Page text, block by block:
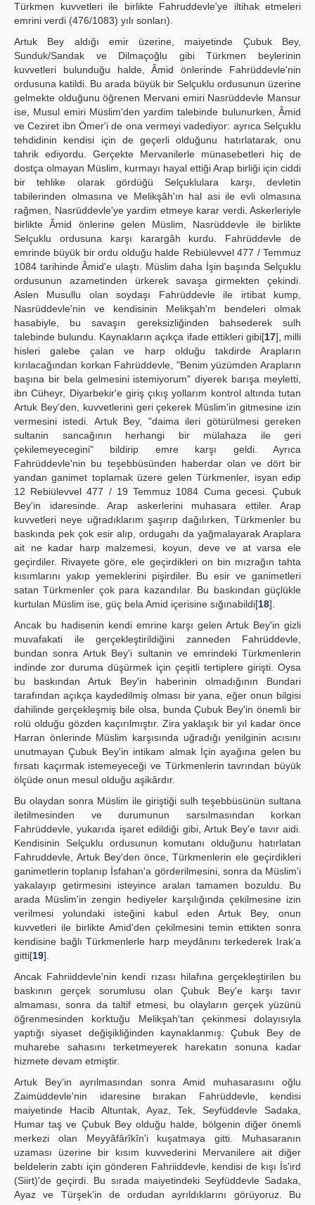
Türkmen kuvvetleri ile birlikte Fahruddevle'ye iltihak etmeleri
emrini verdi (476/1083) yılı sonları).
Artuk Bey aldığı emir üzerine, maiyetinde Çubuk Bey,
Sunduk/Sandak ve Dilmaçoğlu gibi Türkmen beylerinin
kuvvetleri bulunduğu halde, Âmid önlerinde Fahrüddevle'nin
ordusuna katildi. Bu arada büyük bir Selçuklu ordusunun üzerine
gelmekte olduğunu öğrenen Mervani emiri Nasrüddevle Mansur
ise, Musul emiri Müslim'den yardim talebinde bulunurken, Âmid
ve Ceziret ibn Ömer'i de ona vermeyi vadediyor: ayrıca Selçuklu
tehdidinin kendisi için de geçerli olduğunu hatırlatarak, onu
tahrik ediyordu. Gerçekte Mervanilerle münasebetleri hiç de
dostça olmayan Müslim, kurmayı hayal ettiği Arap birliği için ciddi
bir tehlike olarak gördüğü Selçuklulara karşı, devletin
tabilerinden olmasına ve Melikşâh'ın hal asi ile evli olmasına
rağmen, Nasrüddevle'ye yardim etmeye karar verdi. Askerleriyle
birlikte Âmid önlerine gelen Müslim, Nasrüddevle ile birlikte
Selçuklu ordusuna karşı karargâh kurdu. Fahrüddevle de
emrinde büyük bir ordu olduğu halde Rebiülevvel 477 / Temmuz
1084 tarihinde Âmid'e ulaştı. Müslim daha İşin başında Selçuklu
ordusunun azametinden ürkerek savaşa girmekten çekindi.
Aslen Musullu olan soydaşı Fahrüddevle ile irtibat kump,
Nasrüddevle'nin ve kendisinin Melikşah'm bendeleri olmak
hasabiyle, bu savaşın gereksizliğinden bahsederek sulh
talebinde bulundu. Kaynakların açıkça ifade ettikleri gibi[17], milli
hisleri galebe çalan ve harp olduğu takdirde Arapların
kırılacağından korkan Fahrüddevle, "Benim yüzümden Arapların
başına bir bela gelmesini istemiyorum" diyerek barışa meyletti,
ibn Cüheyr, Diyarbekir'e giriş çıkış yollarım kontrol altında tutan
Artuk Bey'den, kuvvetlerini geri çekerek Müslim'in gitmesine izin
vermesini istedi. Artuk Bey, "daima ileri götürülmesi gereken
sultanin sancağının herhangi bir mülahaza ile geri
çekilemeyecegini" bildirip emre karşı geldi. Ayrıca
Fahrüddevle'nin bu teşebbüsünden haberdar olan ve dört bir
yandan ganimet toplamak üzere gelen Türkmenler, isyan edip
12 Rebiülevvel 477 / 19 Temmuz 1084 Cuma gecesi. Çubuk
Bey'in idaresinde. Arap askerlerini muhasara ettiler. Arap
kuvvetleri neye uğradıklarım şaşırıp dağılırken, Türkmenler bu
baskında pek çok esir alıp, ordugahı da yağmalayarak Araplara
ait ne kadar harp malzemesi, koyun, deve ve at varsa ele
geçirdiler. Rivayete göre, ele geçirdikleri on bin mızrağın tahta
kısımlarını yakıp yemeklerini pişirdiler. Bu esir ve ganimetleri
satan Türkmenler çok para kazandılar. Bu baskından güçlükle
kurtulan Müslim ise, güç bela Amid içerisine sığınabildi[18].
Ancak bu hadisenin kendi emrine karşı gelen Artuk Bey'in gizli
muvafakati ile gerçekleştirildiğini zanneden Fahrüddevle,
bundan sonra Artuk Bey'i sultanin ve emrindeki Türkmenlerin
indinde zor duruma düşürmek için çeşitli tertiplere girişti. Oysa
bu baskından Artuk Bey'in haberinin olmadığının Bundari
tarafından açıkça kaydedilmiş olması bir yana, eğer onun bilgisi
dahilinde gerçekleşmiş bile olsa, bunda Çubuk Bey'in önemli bir
rolü olduğu gözden kaçırılmıştır. Zira yaklaşık bir yıl kadar önce
Harran önlerinde Müslim karşısında uğradığı yenilginin acısını
unutmayan Çubuk Bey'in intikam almak İçin ayağına gelen bu
fırsatı kaçırmak istemeyeceği ve Türkmenlerin tavrından büyük
ölçüde onun mesul olduğu aşikârdır.
Bu olaydan sonra Müslim ile giriştiği sulh teşebbüsünün sultana
iletilmesinden ve durumunun sarsılmasından korkan
Fahrüddevle, yukarıda işaret edildiği gibi, Artuk Bey'e tavır aidi.
Kendisinin Selçuklu ordusunun komutanı olduğunu hatırlatan
Fahruddevle, Artuk Bey'den önce, Türkmenlerin ele geçirdikleri
ganimetlerin toplanıp İsfahan'a görderilmesini, sonra da Müslim'i
yakalayıp getirmesini isteyince aralan tamamen bozuldu. Bu
arada Müslim'in zengin hediyeler karşılığında çekilmesine izin
verilmesi yolundaki isteğini kabul eden Artuk Bey, onun
kuvvetleri ile birlikte Amid'den çekilmesini temin ettikten sonra
kendisine bağlı Türkmenlerle harp meydânını terkederek Irak’a
gitti[19].
Ancak Fahriiddevle'nin kendi rızası hilafına gerçekleştirilen bu
baskının gerçek sorumlusu olan Çubuk Bey'e karşı tavır
almaması, sonra da taltif etmesi, bu olayların gerçek yüzünü
öğrenmesinden korktuğu Melikşah'tan çekinmesi dolayısıyla
yaptığı siyaset değişikliğinden kaynaklanmış: Çubuk Bey de
muharebe sahasını terketmeyerek harekatın sonuna kadar
hizmete devam etmiştir.
Artuk Bey'in ayrılmasından sonra Amid muhasarasını oğlu
Zaimüddevle'nin idaresine bırakan Fahrüddevle, kendisi
maiyetinde Hacib Altuntak, Ayaz, Tek, Seyfüddevle Sadaka,
Humar taş ve Çubuk Bey olduğu halde, bölgenin diğer önemli
merkezi olan Meyyâfârîkîn'i kuşatmaya gitti. Muhasaranın
uzaması üzerine bir kısım kuvvederini Mervanilere ait diğer
beldelerin zabtı için gönderen Fahriiddevle, kendisi de kışı İs'ird
(Siirt)'de geçirdi. Bu sırada maiyetindeki Seyfüddevle Sadaka,
Ayaz ve Türşek'in de ordudan ayrıldıklarını görüyoruz. Bu